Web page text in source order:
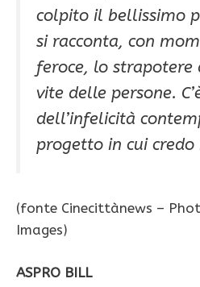
colpito il bellissimo
si racconta, con
feroce, lo strapotere
vite delle persone.
dell’infelicità
progetto in cui
(fonte Cinecittànews –
Images)
ASPRO BILL